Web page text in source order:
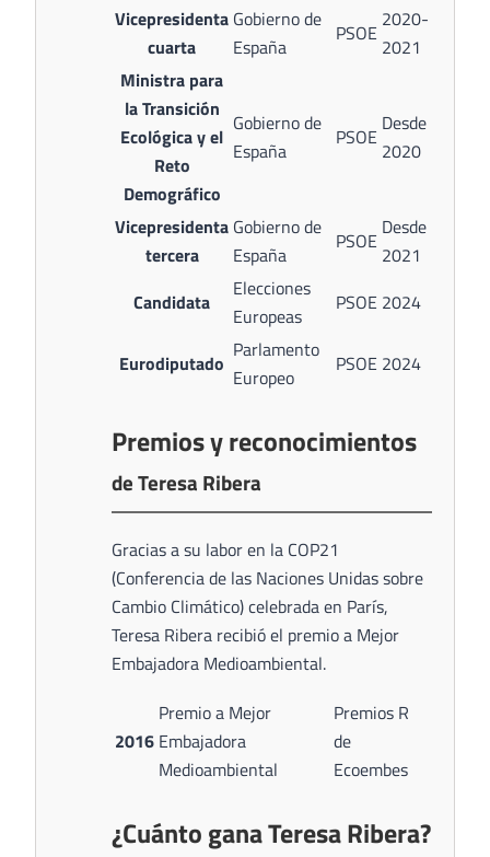
Vicepresidenta
cuarta
Gobierno de
España
PSOE
2020-
2021
Ministra para
la Transición
Ecológica y el
Reto
Demográfico
Gobierno de
España
PSOE
Desde
2020
Vicepresidenta
tercera
Gobierno de
España
PSOE
Desde
2021
Candidata
Elecciones
Europeas
PSOE 2024
Eurodiputado
Parlamento
Europeo
PSOE 2024
Premios y reconocimientos
de Teresa Ribera
Gracias a su labor en la COP21
(Conferencia de las Naciones Unidas sobre
Cambio Climático) celebrada en París,
Teresa Ribera recibió el premio a Mejor
Embajadora Medioambiental.
2016
Premio a Mejor
Embajadora
Medioambiental
Premios R
de
Ecoembes
¿Cuánto gana Teresa Ribera?